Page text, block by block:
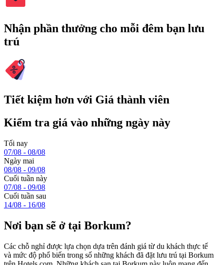
Nhận phần thưởng cho mỗi đêm bạn lưu
trú
Tiết kiệm hơn với Giá thành viên
Kiểm tra giá vào những ngày này
Tối nay
07/08 - 08/08
Ngày mai
08/08 - 09/08
Cuối tuần này
07/08 - 09/08
Cuối tuần sau
14/08 - 16/08
Nơi bạn sẽ ở tại Borkum?
Các chỗ nghỉ được lựa chọn dựa trên đánh giá từ du khách thực tế
và mức độ phổ biến trong số những khách đã đặt lưu trú tại Borkum